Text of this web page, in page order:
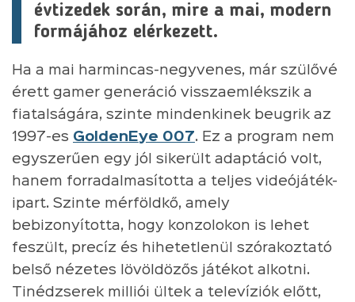
évtizedek során, mire a mai, modern
formájához elérkezett.
Ha a mai harmincas-negyvenes, már szülővé
érett gamer generáció visszaemlékszik a
fiatalságára, szinte mindenkinek beugrik az
1997-es GoldenEye 007. Ez a program nem
egyszerűen egy jól sikerült adaptáció volt,
hanem forradalmasította a teljes videójáték-
ipart. Szinte mérföldkő, amely
bebizonyította, hogy konzolokon is lehet
feszült, precíz és hihetetlenül szórakoztató
belső nézetes lövöldözős játékot alkotni.
Tinédzserek milliói ültek a televíziók előtt,